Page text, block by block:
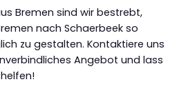
Bremen sind wir bestrebt,
nach Schaerbeek so
zu gestalten. Kontaktiere uns
Angebot und lass